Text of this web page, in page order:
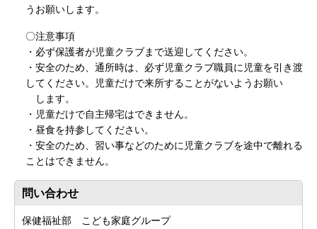
うお願いします。
〇注意事項
・必ず保護者が児童クラブまで送迎してください。
・安全のため、通所時は、必ず児童クラブ職員に児童を引き渡
してください。児童だけで来所することがないようお願い
します。
・児童だけで自主帰宅はできません。
・昼食を持参してください。
・安全のため、習い事などのために児童クラブを途中で離れる
ことはできません。
問い合わせ
保健福祉部 こども家庭グループ